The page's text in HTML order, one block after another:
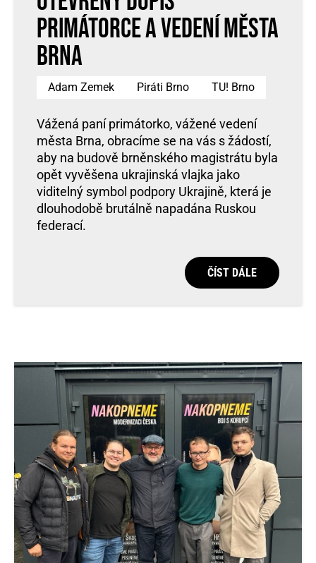
primátorce a vedení města
Brna
Adam Zemek Piráti Brno TU! Brno
Vážená paní primátorko, vážené vedení
města Brna, obracíme se na vás s žádostí,
aby na budově brněnského magistrátu byla
opět vyvěšena ukrajinská vlajka jako
viditelný symbol podpory Ukrajině, která je
dlouhodobě brutálně napadána Ruskou
federací.
ČÍST DÁLE